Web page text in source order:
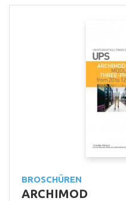
BROSCHÜREN
ARCHIMOD